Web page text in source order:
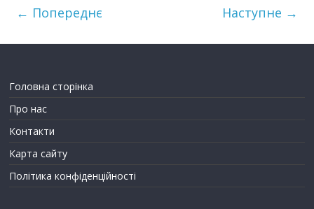
← Попереднє Наступне →
Головна сторінка
Про нас
Контакти
Карта сайту
Політика конфіденційності